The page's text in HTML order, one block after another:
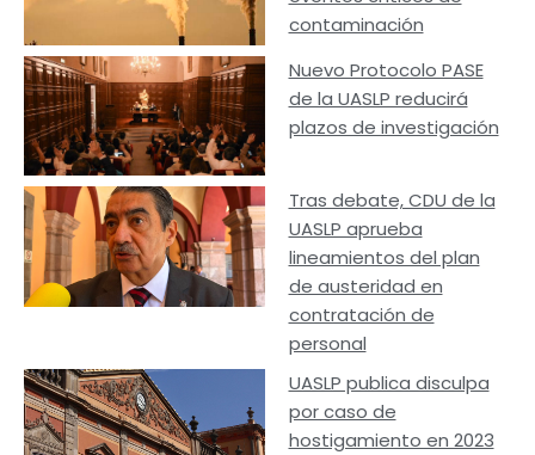
contaminación
Nuevo Protocolo PASE
de la UASLP reducirá
plazos de investigación
Tras debate, CDU de la
UASLP aprueba
lineamientos del plan
de austeridad en
contratación de
personal
UASLP publica disculpa
por caso de
hostigamiento en 2023